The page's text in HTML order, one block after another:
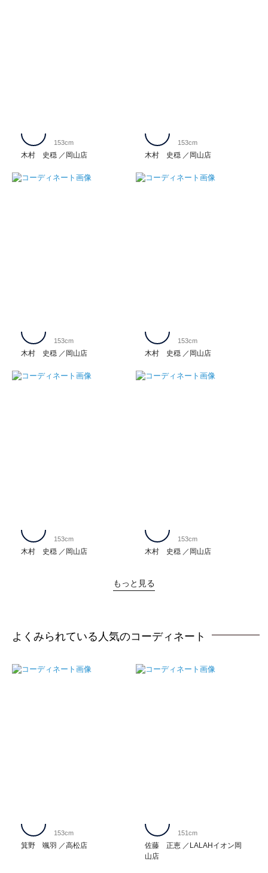
木村 史穏 岡山店
153cm
木村 史穏 岡山店
153cm
木村 史穏 岡山店
153cm
木村 史穏 岡山店
153cm
木村 史穏 岡山店
153cm
木村 史穏 岡山店
153cm
もっと見る
よくみられている人気のコーディネート
箕野 颯羽 高松店
153cm
佐藤 正恵
LALAHイオン岡
山店
151cm